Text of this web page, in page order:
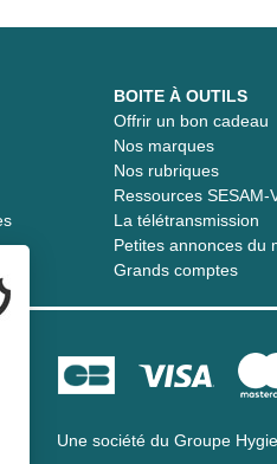
BOITE À OUTILS
Offrir un bon cadeau
Nos marques
Nos rubriques
Ressources SESAM-
La télétransmission
Petites annonces du
Grands comptes
Une société du Groupe